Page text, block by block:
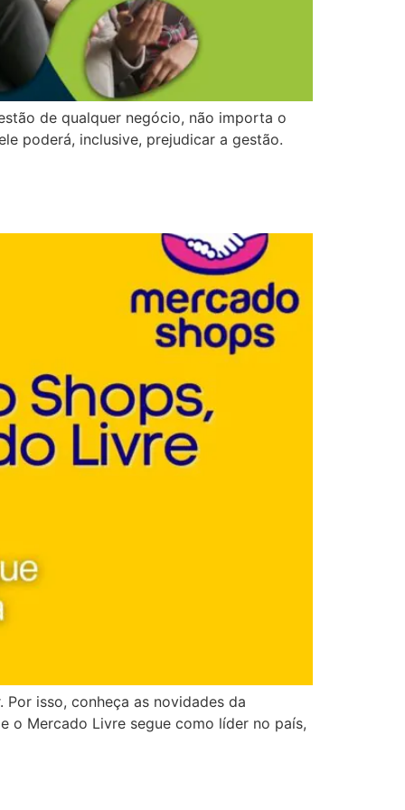
de qualquer negócio, não importa o
poderá, inclusive, prejudicar a gestão.
isso, conheça as novidades da
o Mercado Livre segue como líder no país,